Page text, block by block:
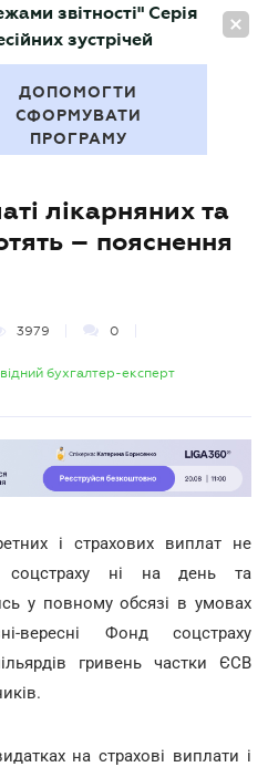
UA
звітності" Серія
зустрічей
ДОПОМОГТИ
СФОРМУВАТИ
ПРОГРАМУ
лікарняних та
– пояснення
3979 0
бухгалтер-експерт
і страхових виплат не
соцстраху ні на день та
у повному обсязі в умовах
вересні Фонд соцстраху
гривень частки ЄСВ
на страхові виплати і